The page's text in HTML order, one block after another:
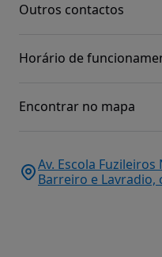
Outros contactos
Horário de
Encontrar no mapa
Av. Escola Fuzileiros
Barreiro e